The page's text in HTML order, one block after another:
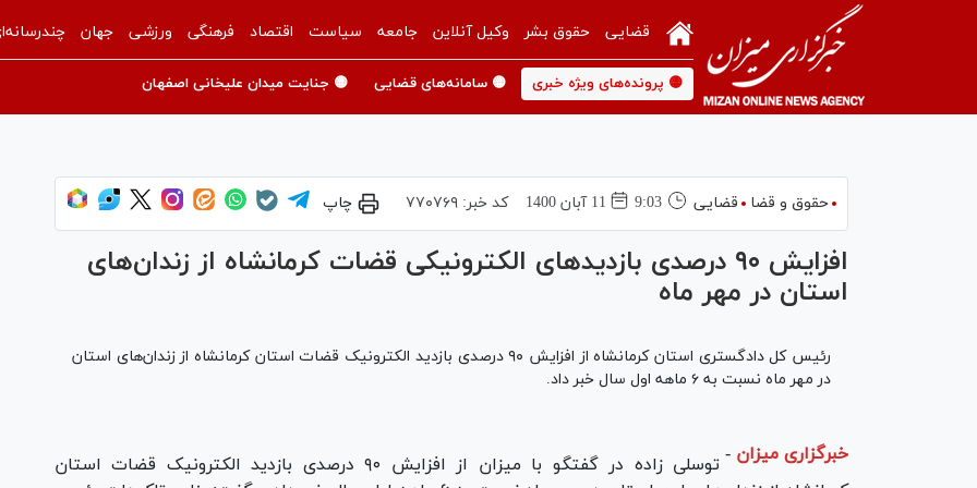
قضایی حقوق بشر وکیل آنلاین جامعه سیاست اقتصاد فرهنگی ورزشی جهان
🟡 پرونده‌های ویژه خبری 🟡 سامانه‌های قضایی 🟡 جنایت میدان علیخانی اصفهان
حقوق و قضا قضایی 9:03 11 آبان 1400 کد خبر: ۷۷۰۷۶۹ چاپ
افزایش ۹۰ درصدی بازدیدهای الکترونیکی قضات کرمانشاه از زندان‌های
استان در مهر ماه
رئیس کل دادگستری استان کرمانشاه از افزایش ۹۰ درصدی بازدید الکترونیک قضات استان کرمانشاه از زندان‌های استان
در مهر ماه نسبت به ۶ ماهه اول سال خبر داد.
خبرگزاری میزان -
توسلی زاده در گفتگو با میزان از افزایش ۹۰ درصدی بازدید الکترونیک قضات استان